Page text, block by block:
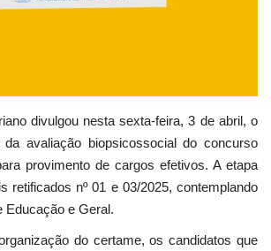
divulgou nesta sexta-feira, 3 de abril, o
da avaliação biopsicossocial do concurso
provimento de cargos efetivos. A etapa
retificados nº 01 e 03/2025, contemplando
Educação e Geral.
do certame, os candidatos que